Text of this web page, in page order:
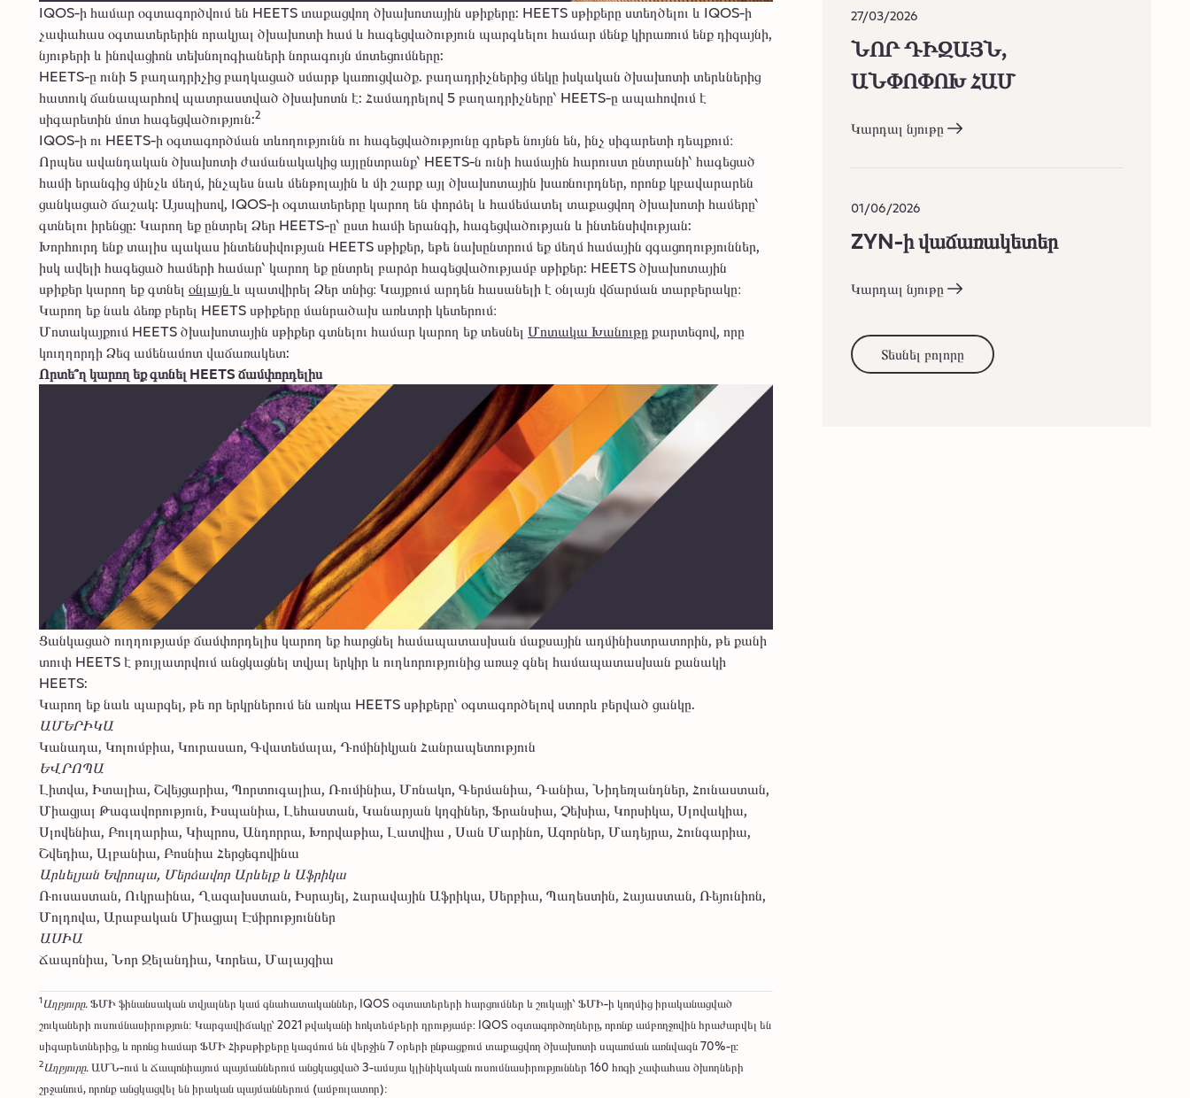
IQOS-ի համար օգտագործվում են HEETS տաքացվող ծխախոտային սթիքերը: HEETS սթիքերը ստեղծելու և IQOS-ի
չափահաս օգտատերերին որակյալ ծխախոտի համ և հագեցվածություն պարգևելու համար մենք կիրառում ենք դիզայնի,
նյութերի և ինովացիոն տեխնոլոգիաների նորագույն մոտեցումները:
HEETS-ը ունի 5 բաղադրիչից բաղկացած սմարթ կառուցվածք. բաղադրիչներից մեկը իսկական ծխախոտի տերևներից
հատուկ ճանապարհով պատրաստված ծխախոտն է: Համադրելով 5 բաղադրիչները՝ HEETS-ը ապահովում է
սիգարետին մոտ հագեցվածություն:2
IQOS-ի ու HEETS-ի օգտագործման տևողությունն ու հագեցվածությունը գրեթե նույնն են, ինչ սիգարետի դեպքում։
Որպես ավանդական ծխախոտի ժամանակակից այլընտրանք՝ HEETS-ն ունի համային հարուստ ընտրանի՝ հագեցած
համի երանգից մինչև մեղմ, ինչպես նաև մենթոլային և մի շարք այլ ծխախոտային խառնուրդներ, որոնք կբավարարեն
ցանկացած ճաշակ: Այսպիսով, IQOS-ի օգտատերերը կարող են փորձել և համեմատել տաքացվող ծխախոտի համերը՝
գտնելու իրենցը: Կարող եք ընտրել Ձեր HEETS-ը՝ ըստ համի երանգի, հագեցվածության և ինտենսիվության:
Խորհուրդ ենք տալիս պակաս ինտենսիվության HEETS սթիքեր, եթե նախընտրում եք մեղմ համային զգացողություններ,
իսկ ավելի հագեցած համերի համար՝ կարող եք ընտրել բարձր հագեցվածությամբ սթիքեր: HEETS ծխախոտային
սթիքեր կարող եք գտնել օնլայն և պատվիրել Ձեր տնից։ Կայքում արդեն հասանելի է օնլայն վճարման տարբերակը։
Կարող եք նաև ձեռք բերել HEETS սթիքերը մանրածախ առևտրի կետերում։
Մոտակայքում HEETS ծխախոտային սթիքեր գտնելու համար կարող եք տեսնել Մոտակա Խանութըքարտեզով, որը
կուղղորդի Ձեզ ամենամոտ վաճառակետ:
Որտե՞ղ կարող եք գտնել HEETS ճամփորդելիս
Ցանկացած ուղղությամբ ճամփորդելիս կարող եք հարցնել համապատասխան մաքսային ադմինիստրատորին, թե քանի
տուփ HEETS է թույլատրվում անցկացնել տվյալ երկիր և ուղևորությունից առաջ գնել համապատասխան քանակի
HEETS:
Կարող եք նաև պարզել, թե որ երկրներում են առկա HEETS սթիքերը՝ օգտագործելով ստորև բերված ցանկը.
ԱՄԵՐԻԿԱ
Կանադա, Կոլումբիա, Կուրասաո, Գվատեմալա, Դոմինիկյան Հանրապետություն
ԵՎՐՈՊԱ
Լիտվա, Իտալիա, Շվեյցարիա, Պորտուգալիա, Ռումինիա, Մոնակո, Գերմանիա, Դանիա, Նիդեռլանդներ, Հունաստան,
Միացյալ Թագավորություն, Իսպանիա, Լեհաստան, Կանարյան կղզիներ, Ֆրանսիա, Չեխիա, Կորսիկա, Սլովակիա,
Սլովենիա, Բուլղարիա, Կիպրոս, Անդորրա, Խորվաթիա, Լատվիա , Սան Մարինո, Ազորներ, Մադեյրա, Հունգարիա,
Շվեդիա, Ալբանիա, Բոսնիա Հերցեգովինա
Արևելյան Եվրոպա, Մերձավոր Արևելք և Աֆրիկա
Ռուսաստան, Ուկրաինա, Ղազախստան, Իսրայել, Հարավային Աֆրիկա, Սերբիա, Պաղեստին, Հայաստան, Ռեյունիոն,
Մոլդովա, Արաբական Միացյալ Էմիրություններ
ԱՍԻԱ
Ճապոնիա, Նոր Զելանդիա, Կորեա, Մալայզիա
1Աղբյուրը.ՖՄԻ ֆինանսական տվյալներ կամ գնահատականներ, IQOS օգտատերերի հարցումներ և շուկայի՝ ՖՄԻ-ի կողմից իրականացված
շուկաների ուսումնասիրություն։ Կարգավիճակը՝ 2021 թվականի հոկտեմբերի դրությամբ: IQOS օգտագործողները, որոնք ամբողջովին հրաժարվել են
սիգարետներից, և որոնց համար ՖՄԻ Հիթսթիքերը կազմում են վերջին 7 օրերի ընթացքում տաքացվող ծխախոտի սպառման առնվազն 70%-ը:
2Աղբյուրը.ԱՄՆ-ում և Ճապոնիայում պայմաններում անցկացված 3-ամսյա կլինիկական ուսումնասիրություններ 160 հոգի չափահաս ծխողների
շրջանում, որոնք անցկացվել են իրական պայմաններում (ամբուլատոր)։
27/03/2026
ՆՈՐ ԴԻԶԱՅՆ,
ԱՆՓՈՓՈԽ ՀԱՄ
Կարդալ նյութը
01/06/2026
ZYN-ի վաճառակետեր
Կարդալ նյութը
Տեսնել բոլորը